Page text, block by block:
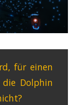
für einen
Dolphin